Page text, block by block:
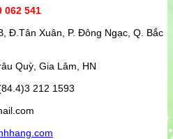
062 541
Đ.Tân Xuân, P. Đông Ngạc, Q. Bắc
Quỳ, Gia Lâm, HN
212 1593